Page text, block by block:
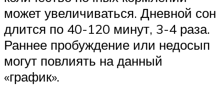
может увеличиваться. Дневной сон
длится по 40-120 минут, 3-4 раза.
Раннее пробуждение или недосып
могут повлиять на данный
«график».